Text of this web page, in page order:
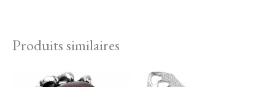
Produits similaires